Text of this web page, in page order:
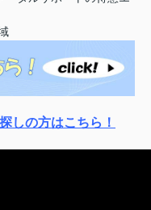
しの方はこちら！